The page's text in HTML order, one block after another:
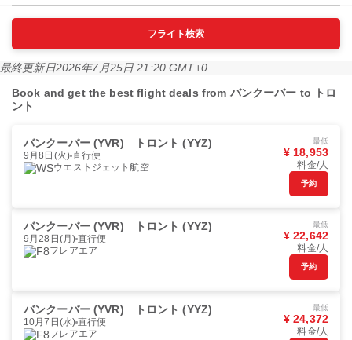
フライト検索
最終更新日2026年7月25日 21:20 GMT+0
Book and get the best flight deals from バンクーバー to トロ
ント
バンクーバー (YVR) トロント (YYZ)
9月8日(火) 直行便
ウエストジェット航空
最低
¥ 18,953
料金/人
予約
バンクーバー (YVR) トロント (YYZ)
9月28日(月) 直行便
フレアエア
最低
¥ 22,642
料金/人
予約
バンクーバー (YVR) トロント (YYZ)
10月7日(水) 直行便
フレアエア
最低
¥ 24,372
料金/人